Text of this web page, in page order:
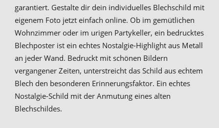
garantiert. Gestalte dir dein individuelles Blechschild mit
eigenem Foto jetzt einfach online. Ob im gemütlichen
Wohnzimmer oder im urigen Partykeller, ein bedrucktes
Blechposter ist ein echtes Nostalgie-Highlight aus Metall
an jeder Wand. Bedruckt mit schönen Bildern
vergangener Zeiten, unterstreicht das Schild aus echtem
Blech den besonderen Erinnerungsfaktor. Ein echtes
Nostalgie-Schild mit der Anmutung eines alten
Blechschildes.